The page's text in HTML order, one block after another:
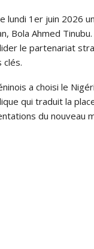
lundi 1er juin 2026
Bola Ahmed
le partenariat
clés.
a choisi le
qui traduit la
du nouveau